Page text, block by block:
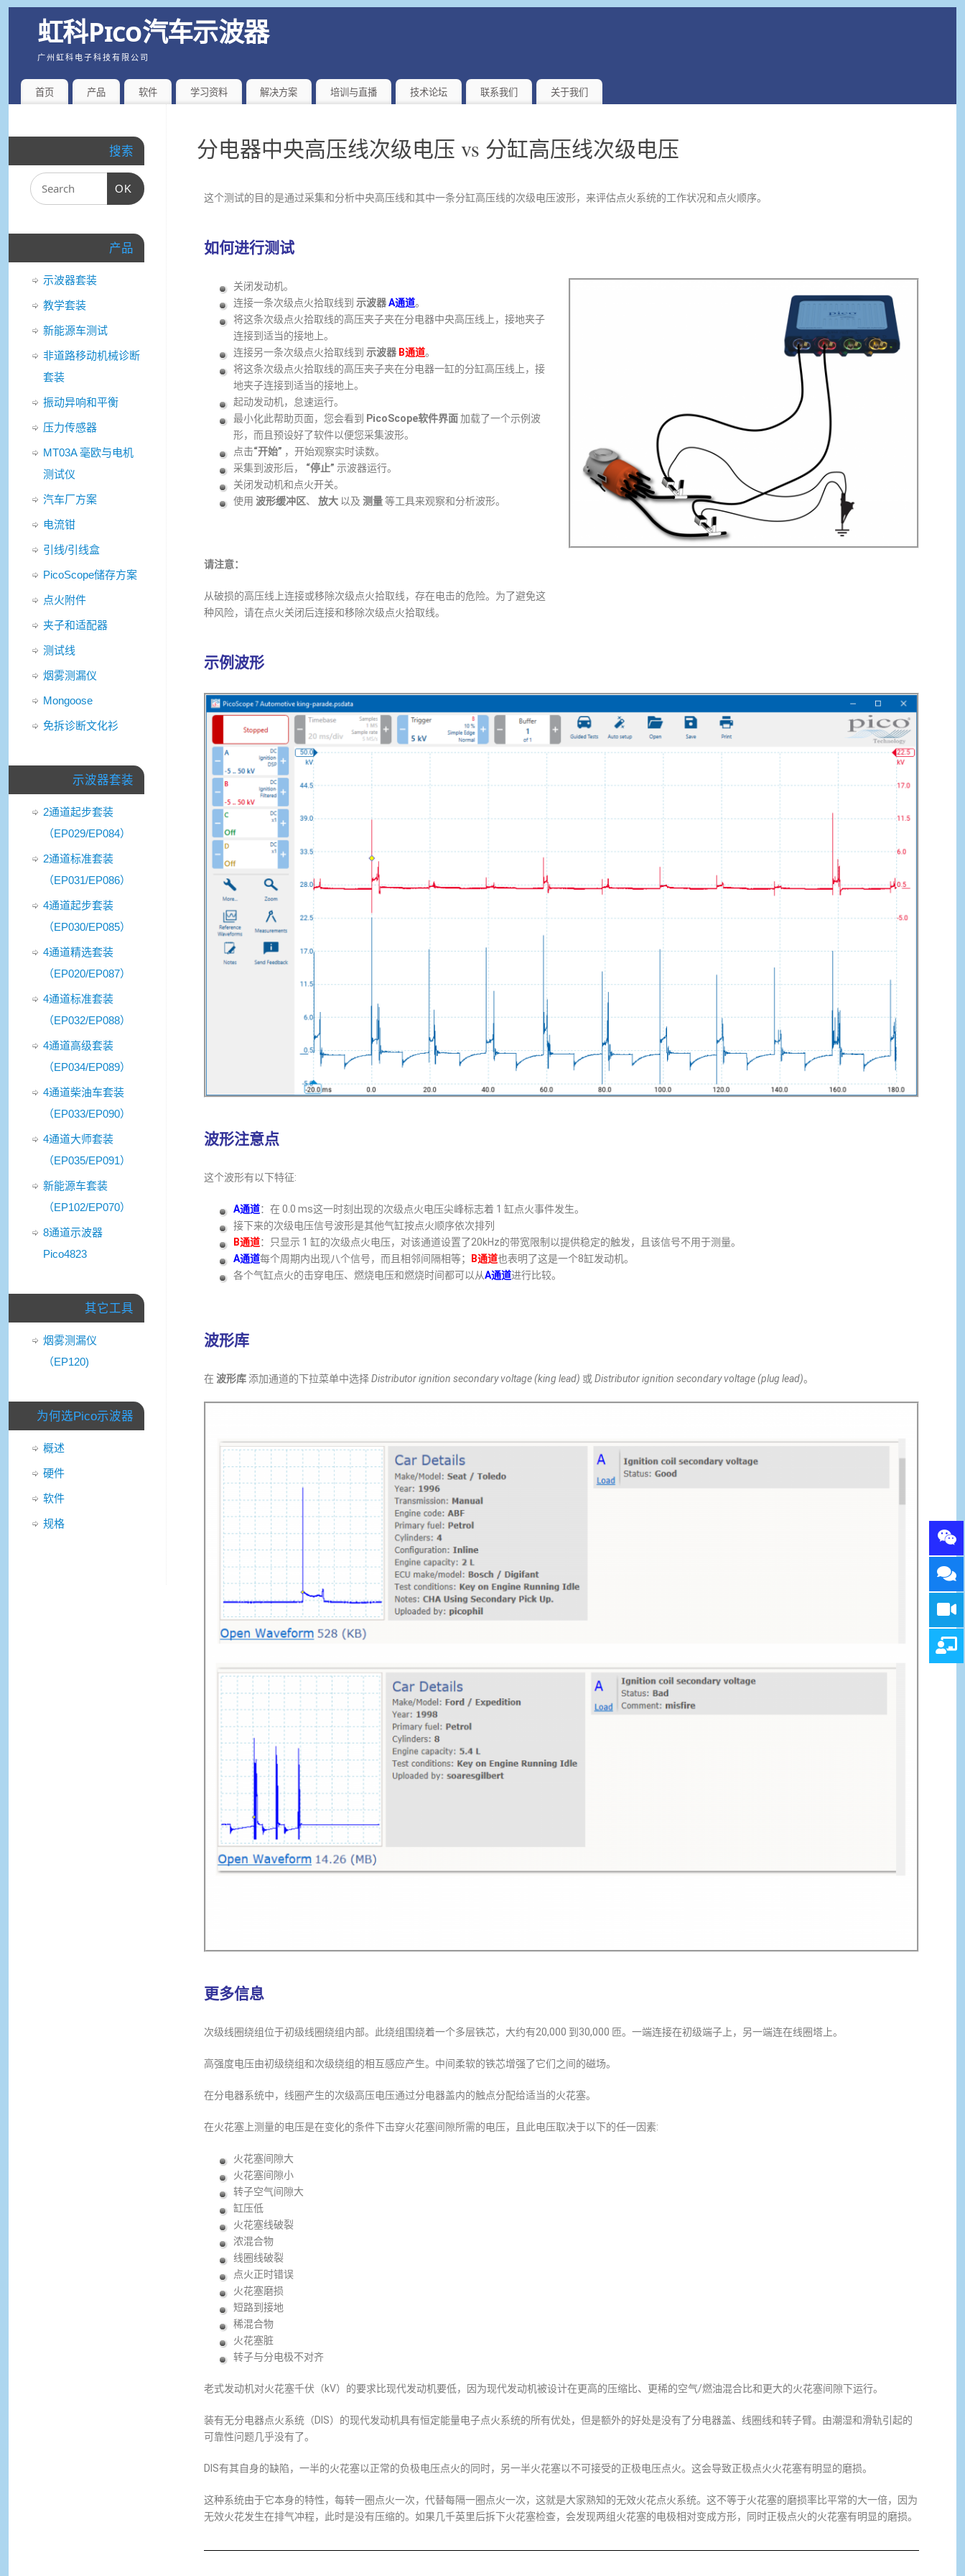
虹科Pico汽车示波器
广州虹科电子科技有限公司
首页 产品 软件 学习资料 解决方案 培训与直播 技术论坛 联系我们 关于我们
分电器中央高压线次级电压 vs 分缸高压线次级电压
这个测试的目的是通过采集和分析中央高压线和其中一条分缸高压线的次级电压波形，来评估点火系统的工作状况和点火顺序。
如何进行测试
关闭发动机。
连接一条次级点火拾取线到 示波器A通道。
将这条次级点火拾取线的高压夹子夹在分电器中央高压线上，接地夹子
连接到适当的接地上。
连接另一条次级点火拾取线到 示波器 B通道。
将这条次级点火拾取线的高压夹子夹在分电器一缸的分缸高压线上，接
地夹子连接到适当的接地上。
起动发动机，怠速运行。
最小化此帮助页面，您会看到
PicoScope软件界面加载了一个示例波
形，而且预设好了软件以便您采集波形。
点击“开始” ，开始观察实时读数。
采集到波形后， “停止” 示波器运行。
关闭发动机和点火开关。
使用 波形缓冲区、 放大 以及 测量等工具来观察和分析波形。
请注意：
从破损的高压线上连接或移除次级点火拾取线，存在电击的危险。为了避免这
种风险，请在点火关闭后连接和移除次级点火拾取线。
示例波形
波形注意点
这个波形有以下特征:
A通道：在 0.0 ms这一时刻出现的次级点火电压尖峰标志着 1 缸点火事件发生。
接下来的次级电压信号波形是其他气缸按点火顺序依次排列
B通道：只显示 1 缸的次级点火电压，对该通道设置了20kHz的带宽限制以提供稳定的触发，且该信号不用于测量。
A通道每个周期内出现八个信号，而且相邻间隔相等； B通道也表明了这是一个8缸发动机。
各个气缸点火的击穿电压、燃烧电压和燃烧时间都可以从A通道进行比较。
波形库
在 波形库 添加通道的下拉菜单中选择Distributor ignition secondary voltage (king lead) 或 Distributor ignition secondary voltage (plug lead)。
更多信息
次级线圈绕组位于初级线圈绕组内部。此绕组围绕着一个多层铁芯，大约有20,000 到30,000 匝。一端连接在初级端子上，另一端连在线圈塔上。
高强度电压由初级绕组和次级绕组的相互感应产生。中间柔软的铁芯增强了它们之间的磁场。
在分电器系统中，线圈产生的次级高压电压通过分电器盖内的触点分配给适当的火花塞。
在火花塞上测量的电压是在变化的条件下击穿火花塞间隙所需的电压，且此电压取决于以下的任一因素:
火花塞间隙大
火花塞间隙小
转子空气间隙大
缸压低
火花塞线破裂
浓混合物
线圈线破裂
点火正时错误
火花塞磨损
短路到接地
稀混合物
火花塞脏
转子与分电极不对齐
老式发动机对火花塞千伏（kV）的要求比现代发动机要低，因为现代发动机被设计在更高的压缩比、更稀的空气/燃油混合比和更大的火花塞间隙下运行。
装有无分电器点火系统（DIS）的现代发动机具有恒定能量电子点火系统的所有优处，但是额外的好处是没有了分电器盖、线圈线和转子臂。由潮湿和滑轨引起的
可靠性问题几乎没有了。
DIS有其自身的缺陷，一半的火花塞以正常的负极电压点火的同时，另一半火花塞以不可接受的正极电压点火。这会导致正极点火火花塞有明显的磨损。
这种系统由于它本身的特性，每转一圈点火一次，代替每隔一圈点火一次，这就是大家熟知的无效火花点火系统。这不等于火花塞的磨损率比平常的大一倍，因为
无效火花发生在排气冲程，此时是没有压缩的。如果几千英里后拆下火花塞检查，会发现两组火花塞的电极相对变成方形，同时正极点火的火花塞有明显的磨损。
搜索
OK
产品
示波器套装
教学套装
新能源车测试
非道路移动机械诊断
套装
振动异响和平衡
压力传感器
MT03A 毫欧与电机
测试仪
汽车厂方案
电流钳
引线/引线盒
PicoScope储存方案
点火附件
夹子和适配器
测试线
烟雾测漏仪
Mongoose
免拆诊断文化衫
示波器套装
2通道起步套装
（EP029/EP084）
2通道标准套装
（EP031/EP086）
4通道起步套装
（EP030/EP085）
4通道精选套装
（EP020/EP087）
4通道标准套装
（EP032/EP088）
4通道高级套装
（EP034/EP089）
4通道柴油车套装
（EP033/EP090）
4通道大师套装
（EP035/EP091）
新能源车套装
（EP102/EP070）
8通道示波器
Pico4823
其它工具
烟雾测漏仪
（EP120)
为何选Pico示波器
概述
硬件
软件
规格